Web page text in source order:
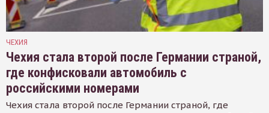
ЧЕХИЯ
Чехия стала второй после Германии страной,
где конфисковали автомобиль с
российскими номерами
Чехия стала второй после Германии страной, где